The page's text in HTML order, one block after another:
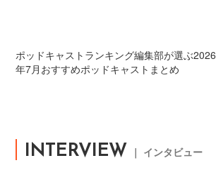
ポッドキャストランキング編集部が選ぶ2026
年7月おすすめポッドキャストまとめ
INTERVIEW ｜ インタビュー